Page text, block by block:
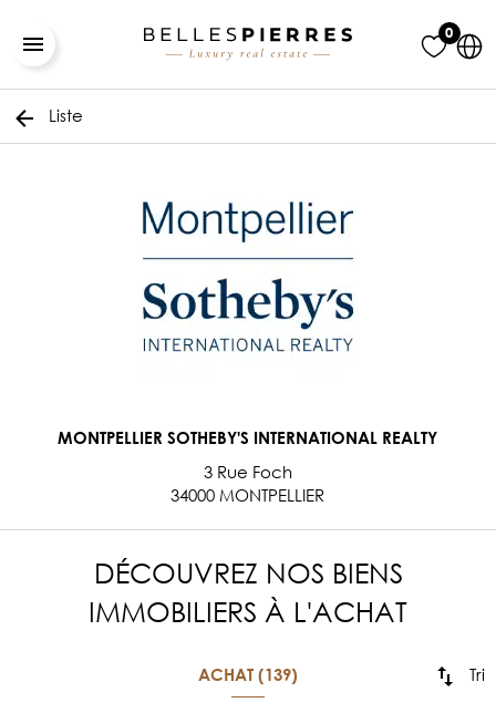
0
Liste
MONTPELLIER SOTHEBY'S INTERNATIONAL REALTY
3 Rue Foch
34000 MONTPELLIER
DÉCOUVREZ NOS BIENS
IMMOBILIERS À L'ACHAT
ACHAT (139) Tri